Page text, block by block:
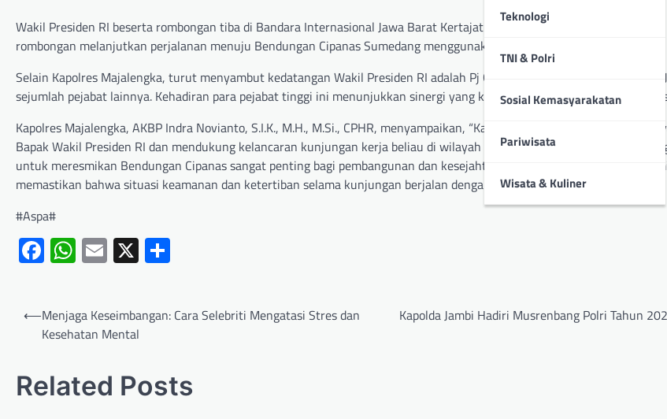
Teknologi
TNI & Polri
Sosial Kemasyarakatan
Pariwisata
Wisata & Kuliner
Wakil Presiden RI beserta rombongan tiba di Bandara Internasional Jawa Barat Kertajati sekitar pukul 10.25 WIB.
rombongan melanjutkan perjalanan menuju Bendungan Cipanas Sumedang menggunakan kendaraan roda empat (R4).
Selain Kapolres Majalengka, turut menyambut kedatangan Wakil Presiden RI adalah Pj Gubernur Jawa Barat, Wakapolda
sejumlah pejabat lainnya. Kehadiran para pejabat tinggi ini menunjukkan sinergi yang kuat dalam mendukung agenda
Kapolres Majalengka, AKBP Indra Novianto, S.I.K., M.H., M.Si., CPHR, menyampaikan, “Kami merasa terhormat dapat
Bapak Wakil Presiden RI dan mendukung kelancaran kunjungan kerja beliau di wilayah kami. Kehadiran beliau di
untuk meresmikan Bendungan Cipanas sangat penting bagi pembangunan dan kesejahteraan masyarakat setempat.
memastikan bahwa situasi keamanan dan ketertiban selama kunjungan berjalan dengan baik dan kondusif.”pungkasnya.
#Aspa#
Facebook
WhatsApp
Email
X
⟵Menjaga Keseimbangan: Cara Selebriti Mengatasi Stres dan
Kesehatan Mental
Kapolda Jambi Hadiri Musrenbang Polri Tahun
Related Posts